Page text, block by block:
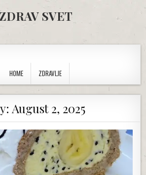
ZDRAV SVET
HOME
ZDRAVLJE
August 2, 2025